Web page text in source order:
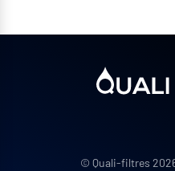
© Quali-filtres